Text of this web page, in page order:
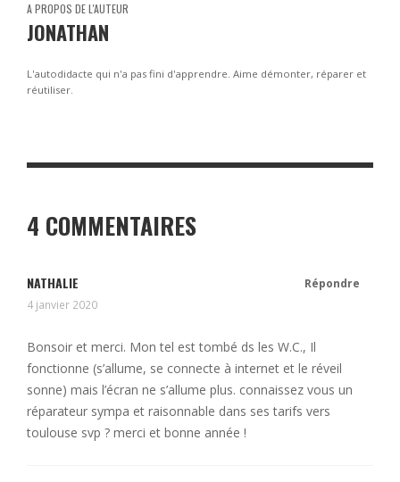
A PROPOS DE L'AUTEUR
JONATHAN
L'autodidacte qui n'a pas fini d'apprendre. Aime démonter, réparer et
réutiliser.
4 COMMENTAIRES
NATHALIE
4 janvier 2020
Répondre
Bonsoir et merci. Mon tel est tombé ds les W.C., Il
fonctionne (s’allume, se connecte à internet et le réveil
sonne) mais l’écran ne s’allume plus. connaissez vous un
réparateur sympa et raisonnable dans ses tarifs vers
toulouse svp ? merci et bonne année !